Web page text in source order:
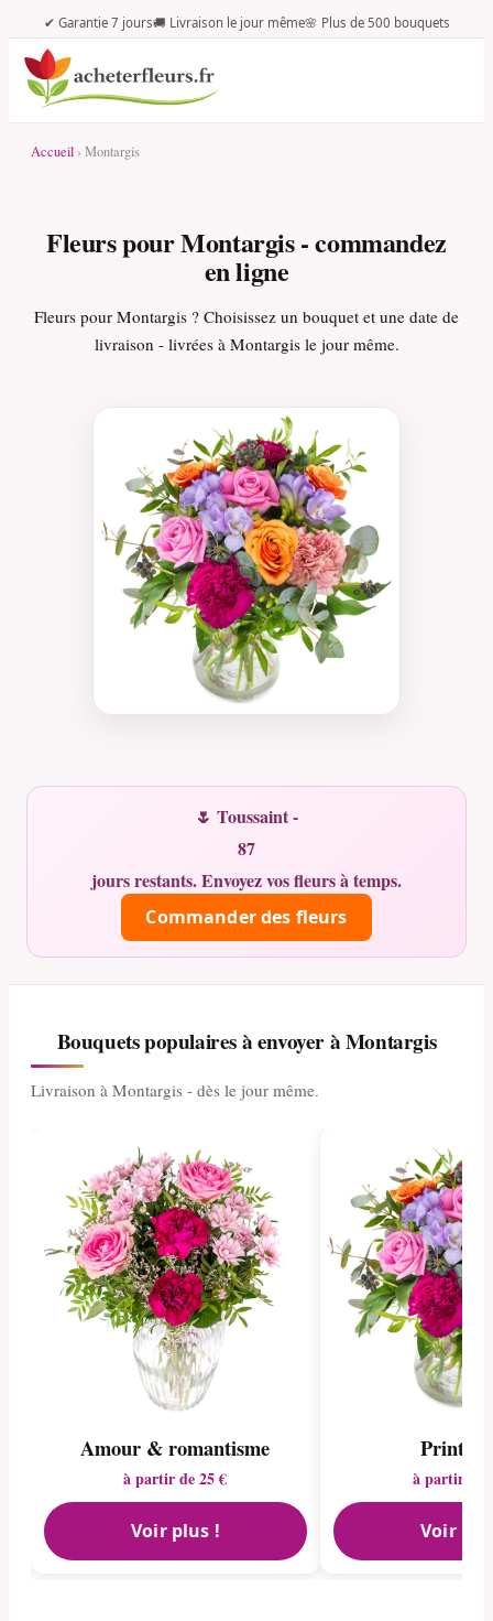
✔ Garantie 7 jours🚚 Livraison le jour même🌸 Plus de 500 bouquets
Accueil › Montargis
Fleurs pour Montargis - commandez
en ligne
Fleurs pour Montargis ? Choisissez un bouquet et une date de
livraison - livrées à Montargis le jour même.
🌷 Toussaint -
87
jours restants. Envoyez vos fleurs à temps.
Commander des fleurs
Bouquets populaires à envoyer à Montargis
Livraison à Montargis - dès le jour même.
Amour & romantisme
à partir de 25 €
Voir plus !
à partir de
Voir